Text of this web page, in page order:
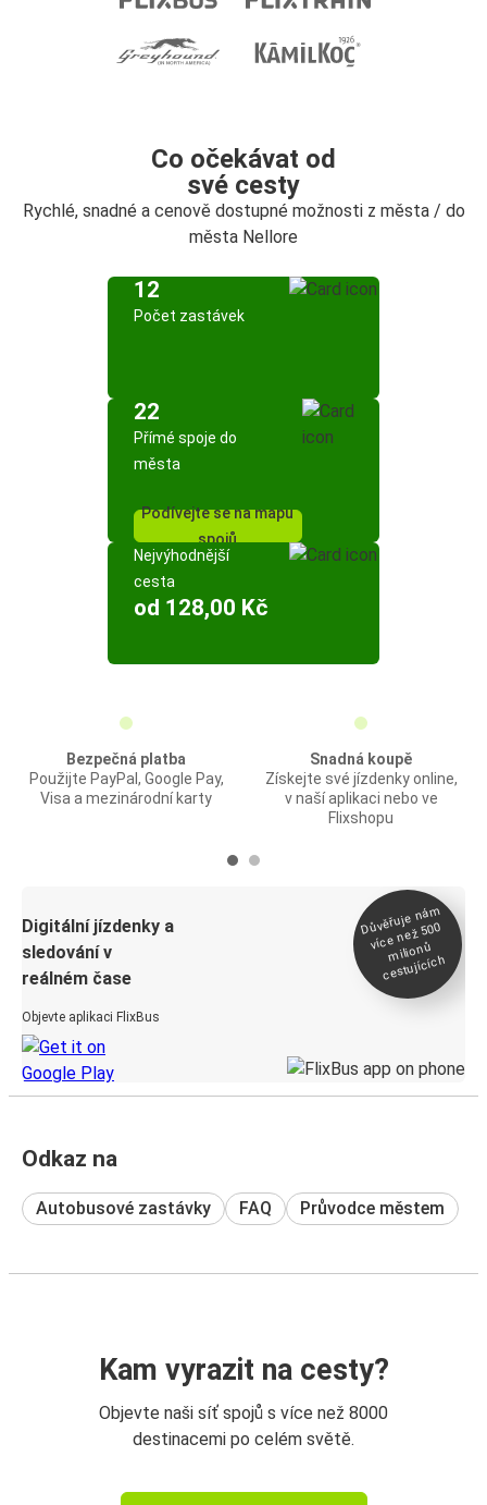
Co očekávat od
své cesty
Rychlé, snadné a cenově dostupné možnosti z města / do
města Nellore
12
Počet zastávek
22
Přímé spoje do
města
Podívejte se na mapu
spojů
Nejvýhodnější
cesta
od 128,00 Kč
Bezpečná platba
Použijte PayPal, Google Pay,
Visa a mezinárodní karty
Snadná koupě
Získejte své jízdenky online,
v naší aplikaci nebo ve
Flixshopu
Digitální jízdenky a
sledování v
reálném čase
Objevte aplikaci FlixBus
Důvěřuje ná
m
více než 500
milionů
cestujících
Odkaz na
Autobusové zastávky FAQ Průvodce městem
Kam vyrazit na cesty?
Objevte naši síť spojů s více než 8000
destinacemi po celém světě.